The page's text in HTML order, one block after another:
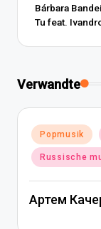
Bárbara
Tu feat.
Verwandte
Posted
in
Popmusik
Russische
Артем